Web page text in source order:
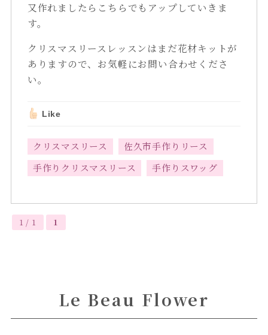
又作れましたらこちらでもアップしていきま
す。
クリスマスリースレッスンはまだ花材キットが
ありますので、お気軽にお問い合わせくださ
い。
Like
クリスマスリース
佐久市手作りリース
手作りクリスマスリース
手作りスワッグ
1 / 1 1
Le Beau Flower